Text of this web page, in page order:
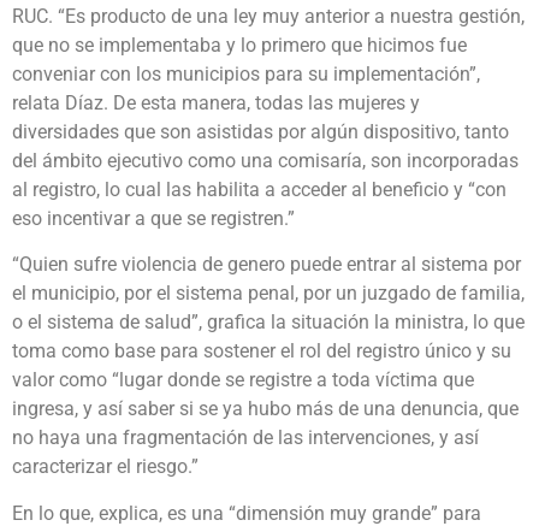
RUC. “Es producto de una ley muy anterior a nuestra gestión,
que no se implementaba y lo primero que hicimos fue
conveniar con los municipios para su implementación”,
relata Díaz. De esta manera, todas las mujeres y
diversidades que son asistidas por algún dispositivo, tanto
del ámbito ejecutivo como una comisaría, son incorporadas
al registro, lo cual las habilita a acceder al beneficio y “con
eso incentivar a que se registren.”
“Quien sufre violencia de genero puede entrar al sistema por
el municipio, por el sistema penal, por un juzgado de familia,
o el sistema de salud”, grafica la situación la ministra, lo que
toma como base para sostener el rol del registro único y su
valor como “lugar donde se registre a toda víctima que
ingresa, y así saber si se ya hubo más de una denuncia, que
no haya una fragmentación de las intervenciones, y así
caracterizar el riesgo.”
En lo que, explica, es una “dimensión muy grande” para